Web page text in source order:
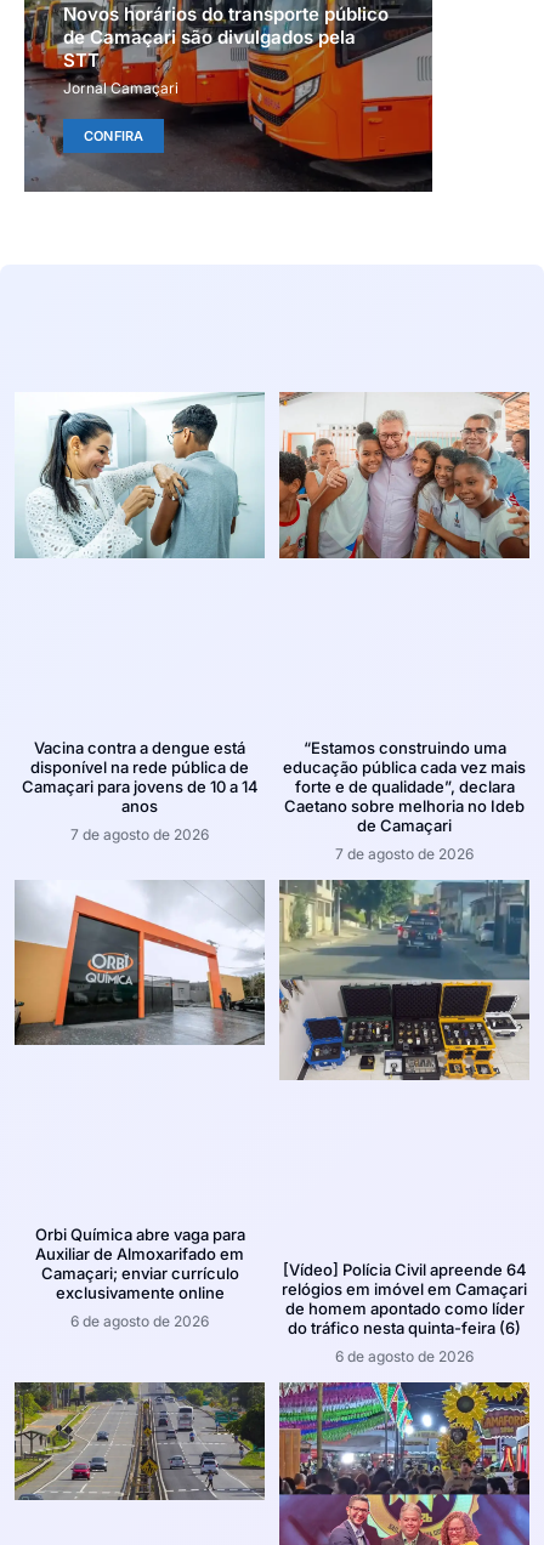
Novos horários do transporte público
de Camaçari são divulgados pela
STT
Jornal Camaçari
CONFIRA
Vacina contra a dengue está
disponível na rede pública de
Camaçari para jovens de 10 a 14
anos
7 de agosto de 2026
“Estamos construindo uma
educação pública cada vez mais
forte e de qualidade”, declara
Caetano sobre melhoria no Ideb
de Camaçari
7 de agosto de 2026
Orbi Química abre vaga para
Auxiliar de Almoxarifado em
Camaçari; enviar currículo
exclusivamente online
6 de agosto de 2026
[Vídeo] Polícia Civil apreende 64
relógios em imóvel em Camaçari
de homem apontado como líder
do tráfico nesta quinta-feira (6)
6 de agosto de 2026